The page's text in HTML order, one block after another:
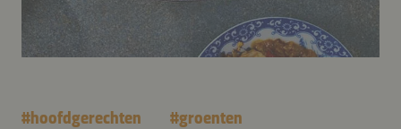
#hoofdgerechten #groenten